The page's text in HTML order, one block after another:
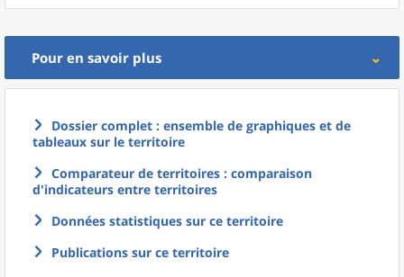
Pour en savoir plus
Dossier complet : ensemble de graphiques et de
tableaux sur le territoire
Comparateur de territoires : comparaison
d'indicateurs entre territoires
Données statistiques sur ce territoire
Publications sur ce territoire